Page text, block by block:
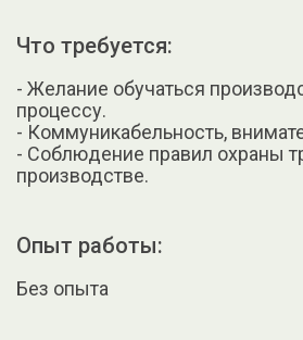
Что требуется:
- Желание обучаться
процессу.
- Коммуникабельность,
- Соблюдение правил охраны
производстве.
Опыт работы:
Без опыта